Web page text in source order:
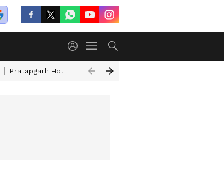
Pratapgarh House Collapse